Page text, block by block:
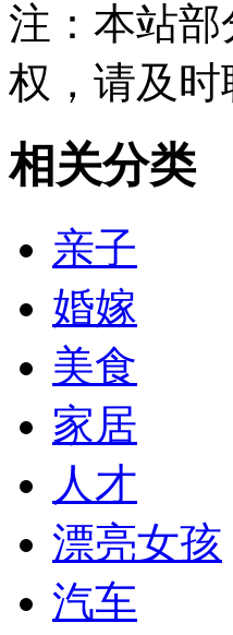
注：本站
权，请及
相关分类
亲子
婚嫁
美食
家居
人才
漂亮女孩
汽车